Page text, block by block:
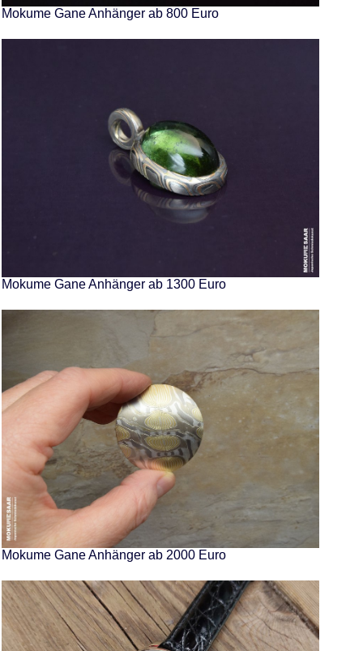
Mokume Gane Anhänger ab 800 Euro
Mokume Gane Anhänger ab 1300 Euro
Mokume Gane Anhänger ab 2000 Euro